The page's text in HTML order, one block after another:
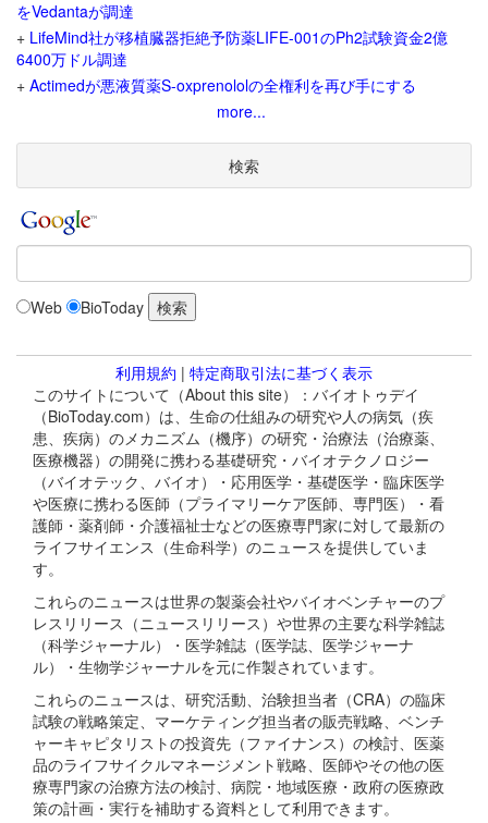
をVedantaが調達
+ LifeMind社が移植臓器拒絶予防薬LIFE-001のPh2試験資金2億
6400万ドル調達
+ Actimedが悪液質薬S-oxprenololの全権利を再び手にする
more...
検索
Web BioToday
利用規約 | 特定商取引法に基づく表示
このサイトについて（About this site）：バイオトゥデイ
（BioToday.com）は、生命の仕組みの研究や人の病気（疾
患、疾病）のメカニズム（機序）の研究・治療法（治療薬、
医療機器）の開発に携わる基礎研究・バイオテクノロジー
（バイオテック、バイオ）・応用医学・基礎医学・臨床医学
や医療に携わる医師（プライマリーケア医師、専門医）・看
護師・薬剤師・介護福祉士などの医療専門家に対して最新の
ライフサイエンス（生命科学）のニュースを提供していま
す。
これらのニュースは世界の製薬会社やバイオベンチャーのプ
レスリリース（ニュースリリース）や世界の主要な科学雑誌
（科学ジャーナル）・医学雑誌（医学誌、医学ジャーナ
ル）・生物学ジャーナルを元に作製されています。
これらのニュースは、研究活動、治験担当者（CRA）の臨床
試験の戦略策定、マーケティング担当者の販売戦略、ベンチ
ャーキャピタリストの投資先（ファイナンス）の検討、医薬
品のライフサイクルマネージメント戦略、医師やその他の医
療専門家の治療方法の検討、病院・地域医療・政府の医療政
策の計画・実行を補助する資料として利用できます。